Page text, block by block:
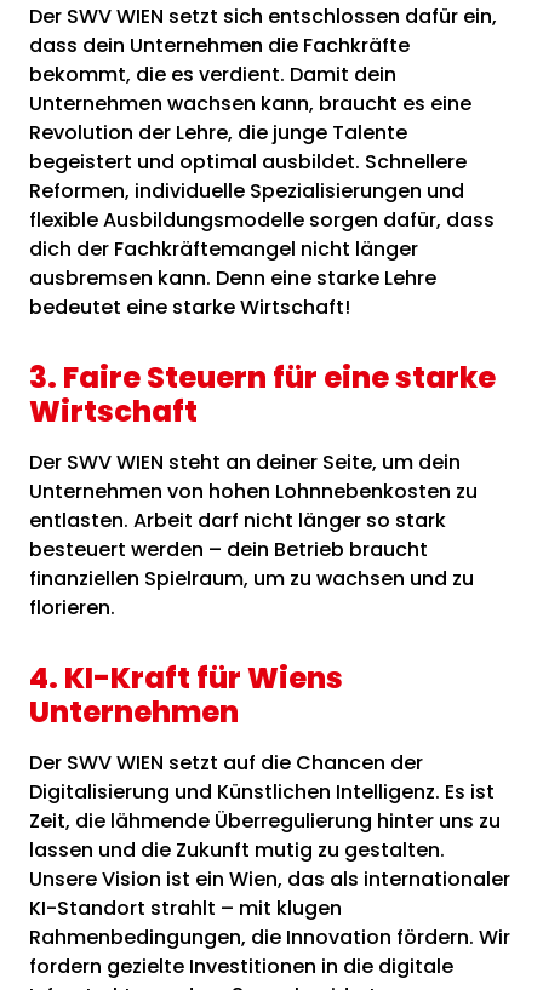
Der SWV WIEN setzt sich entschlossen dafür ein,
dass dein Unternehmen die Fachkräfte
bekommt, die es verdient. Damit dein
Unternehmen wachsen kann, braucht es eine
Revolution der Lehre, die junge Talente
begeistert und optimal ausbildet. Schnellere
Reformen, individuelle Spezialisierungen und
flexible Ausbildungsmodelle sorgen dafür, dass
dich der Fachkräftemangel nicht länger
ausbremsen kann. Denn eine starke Lehre
bedeutet eine starke Wirtschaft!
3. Faire Steuern für eine starke
Wirtschaft
Der SWV WIEN steht an deiner Seite, um dein
Unternehmen von hohen Lohnnebenkosten zu
entlasten. Arbeit darf nicht länger so stark
besteuert werden – dein Betrieb braucht
finanziellen Spielraum, um zu wachsen und zu
florieren.
4. KI-Kraft für Wiens
Unternehmen
Der SWV WIEN setzt auf die Chancen der
Digitalisierung und Künstlichen Intelligenz. Es ist
Zeit, die lähmende Überregulierung hinter uns zu
lassen und die Zukunft mutig zu gestalten.
Unsere Vision ist ein Wien, das als internationaler
KI-Standort strahlt – mit klugen
Rahmenbedingungen, die Innovation fördern. Wir
fordern gezielte Investitionen in die digitale